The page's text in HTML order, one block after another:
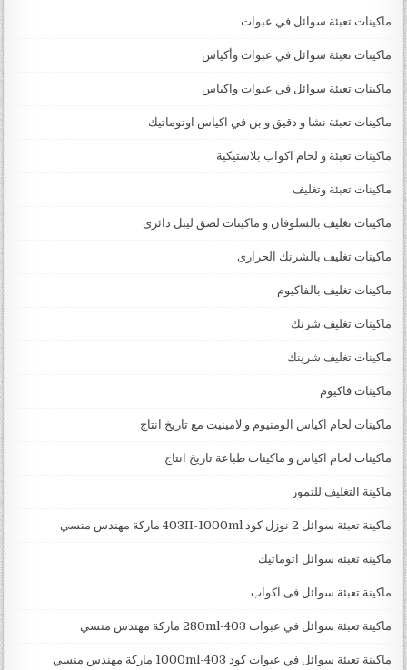
ماكينات تعبئة سوائل في عبوات
ماكينات تعبئة سوائل في عبوات وأكياس
ماكينات تعبئة سوائل في عبوات واكياس
ماكينات تعبئة نشا و دقيق و بن في اكياس اوتوماتيك
ماكينات تعبئة و لحام اكواب بلاستيكية
ماكينات تعبئة وتغليف
ماكينات تغليف بالسلوفان و ماكينات لصق ليبل دائرى
ماكينات تغليف بالشرنك الحرارى
ماكينات تغليف بالفاكيوم
ماكينات تغليف شرنك
ماكينات تغليف شرينك
ماكينات فاكيوم
ماكينات لحام اكياس الومنيوم و لامينيت مع تاريخ انتاج
ماكينات لحام اكياس و ماكينات طباعة تاريخ انتاج
ماكينة التغليف للتمور
ماكينة تعبئة سوائل 2 نوزل كود 403II-1000ml ماركة مهندس منسي
ماكينة تعبئة سوائل اتوماتيك
ماكينة تعبئة سوائل فى اكواب
ماكينة تعبئة سوائل في عبوات 403-280ml ماركة مهندس منسي
ماكينة تعبئة سوائل في عبوات كود 403-1000ml ماركة مهندس منسي